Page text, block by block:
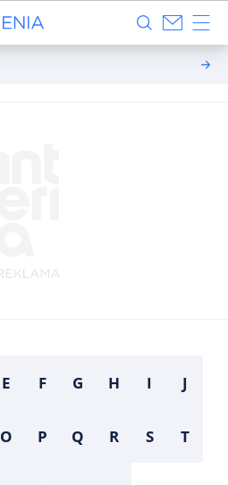
E F G H I J
O P Q R S T